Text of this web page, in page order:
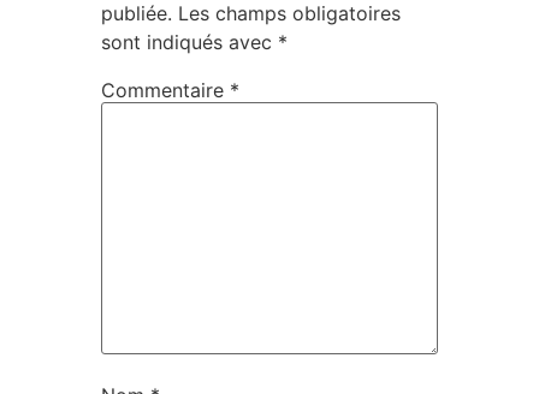
publiée. Les champs obligatoires
sont indiqués avec *
Commentaire *